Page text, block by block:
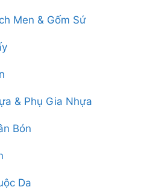
Men & Gốm Sứ
& Phụ Gia Nhựa
Bón
Da